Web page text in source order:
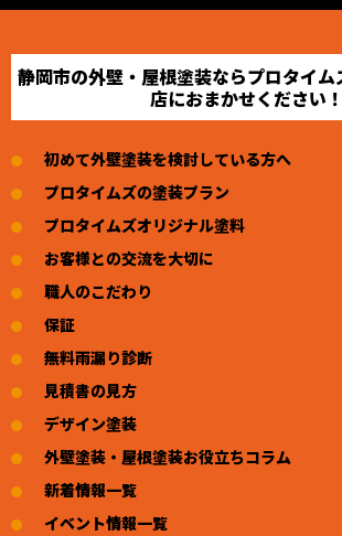
静岡市の外壁・屋根塗装ならプロタイ
店におまかせください！
初めて外壁塗装を検討している方へ
プロタイムズの塗装プラン
プロタイムズオリジナル塗料
お客様との交流を大切に
職人のこだわり
保証
無料雨漏り診断
見積書の見方
デザイン塗装
外壁塗装・屋根塗装お役立ちコラム
新着情報一覧
イベント情報一覧